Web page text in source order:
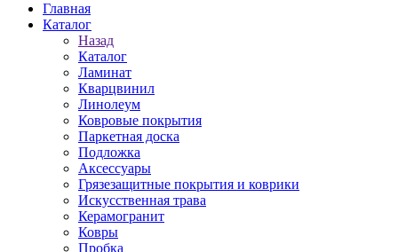
Главная
Каталог
Назад
Каталог
Ламинат
Кварцвинил
Линолеум
Ковровые покрытия
Паркетная доска
Подложка
Аксессуары
Грязезащитные покрытия и коврики
Искусственная трава
Керамогранит
Ковры
Пробка